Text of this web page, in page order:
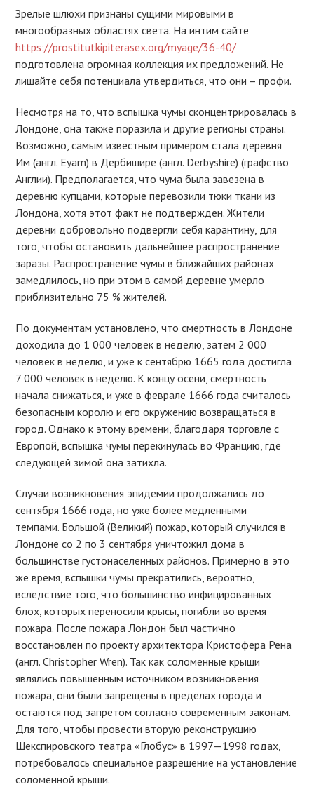
Зрелые шлюхи признаны сущими мировыми в
многообразных областях света. На интим сайте
https://prostitutkipiterasex.org/myage/36-40/
подготовлена огромная коллекция их предложений. Не
лишайте себя потенциала утвердиться, что они – профи.
Несмотря на то, что вспышка чумы сконцентрировалась в
Лондоне, она также поразила и другие регионы страны.
Возможно, самым известным примером стала деревня
Им (англ. Eyam) в Дербишире (англ. Derbyshire) (графство
Англии). Предполагается, что чума была завезена в
деревню купцами, которые перевозили тюки ткани из
Лондона, хотя этот факт не подтвержден. Жители
деревни добровольно подвергли себя карантину, для
того, чтобы остановить дальнейшее распространение
заразы. Распространение чумы в ближайших районах
замедлилось, но при этом в самой деревне умерло
приблизительно 75 % жителей.
По документам установлено, что смертность в Лондоне
доходила до 1 000 человек в неделю, затем 2 000
человек в неделю, и уже к сентябрю 1665 года достигла
7 000 человек в неделю. К концу осени, смертность
начала снижаться, и уже в феврале 1666 года считалось
безопасным королю и его окружению возвращаться в
город. Однако к этому времени, благодаря торговле с
Европой, вспышка чумы перекинулась во Францию, где
следующей зимой она затихла.
Случаи возникновения эпидемии продолжались до
сентября 1666 года, но уже более медленными
темпами. Большой (Великий) пожар, который случился в
Лондоне со 2 по 3 сентября уничтожил дома в
большинстве густонаселенных районов. Примерно в это
же время, вспышки чумы прекратились, вероятно,
вследствие того, что большинство инфицированных
блох, которых переносили крысы, погибли во время
пожара. После пожара Лондон был частично
восстановлен по проекту архитектора Кристофера Рена
(англ. Christopher Wren). Так как соломенные крыши
являлись повышенным источником возникновения
пожара, они были запрещены в пределах города и
остаются под запретом согласно современным законам.
Для того, чтобы провести вторую реконструкцию
Шекспировского театра «Глобус» в 1997—1998 годах,
потребовалось специальное разрешение на установление
соломенной крыши.